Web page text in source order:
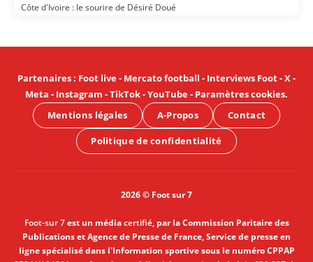
Côte d'Ivoire : le sourire de Désiré Doué
Partenaires: Foot live- Mercato football - Interviews Foot-X-
Meta - Instagram -TikTok-YouTube- Paramètres cookies.
Mentions légales
A-Propos Contact
Politique de confidentialité
2026 © Foot sur 7
Foot-sur 7est un médiacertifié, par la Commission Paritaire des
Publications et Agence de Presse de France, Service de presse en
ligne spécialisé dans l'Information sportive sous le numéro CPPAP